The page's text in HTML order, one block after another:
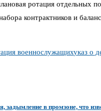
ротация отдельных
контрактников и
военнослужащихуказ о
задымление в промзоне, что